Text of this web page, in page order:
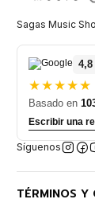
Sagas Music
4,8
★★★★★
Basado en
Escribir una
Síguenos
TÉRMINOS Y